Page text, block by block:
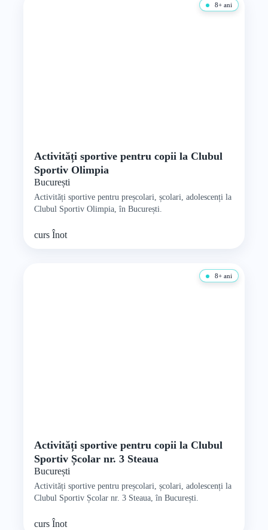
8+ ani
Activități sportive pentru copii la Clubul
Sportiv Olimpia
București
Activități sportive pentru preșcolari, școlari, adolescenți la
Clubul Sportiv Olimpia, în București.
curs Înot
8+ ani
Activități sportive pentru copii la Clubul
Sportiv Școlar nr. 3 Steaua
București
Activități sportive pentru preșcolari, școlari, adolescenți la
Clubul Sportiv Școlar nr. 3 Steaua, în București.
curs Înot